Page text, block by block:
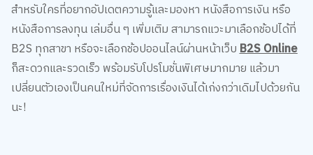
สำหรับใครที่อยากอัปเดตความรู้และมองหา หนังสือการเงิน หรือ
หนังสือการลงทุน เล่มอื่น ๆ เพิ่มเติม สามารถแวะมาเลือกช้อปได้ที่
B2S ทุกสาขา หรือจะเลือกช้อปออนไลน์ผ่านหน้าเว็บB2S Online
ก็สะดวกและรวดเร็ว พร้อมรับโปรโมชั่นพิเศษมากมาย แล้วมา
เปลี่ยนตัวเองเป็นคนใหม่ที่จัดการเรื่องเงินได้เก่งกว่าเดิมไปด้วยกัน
นะ!